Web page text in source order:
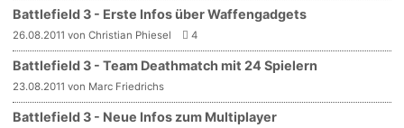
Battlefield 3 - Erste Infos über Waffengadgets
26.08.2011 von Christian Phiesel 4
Battlefield 3 - Team Deathmatch mit 24 Spielern
23.08.2011 von Marc Friedrichs
Battlefield 3 - Neue Infos zum Multiplayer